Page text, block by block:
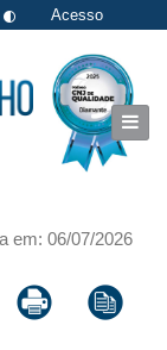
Acesso
em: 06/07/2026
telegram
via email
Imprimir a página
Copiar